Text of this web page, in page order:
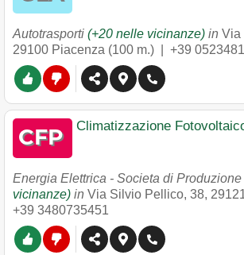
Autotrasporti (+20 nelle vicinanze) in Via
29100 Piacenza (100 m.) | +39
Climatizzazione
Energia Elettrica - Societa di Produzione
vicinanze) in Via Silvio Pellico, 38,
+39 3480735451